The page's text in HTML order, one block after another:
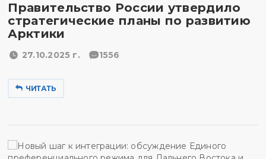
Правительство России утвердило
стратегические планы по развитию
Арктики
27.10.2025 г. 1556
ЧИТАТЬ